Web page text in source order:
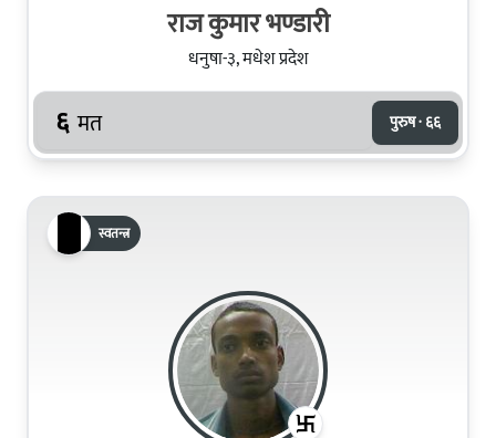
राज कुमार भण्डारी
धनुषा-३, मधेश प्रदेश
६ मत पुरुष · ६६
स्वतन्त्र